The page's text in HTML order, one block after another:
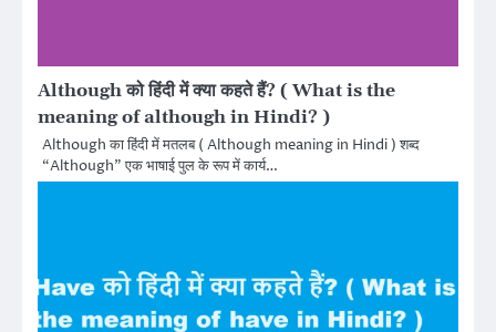
Although को हिंदी में क्या कहते हैं? ( What is the
meaning of although in Hindi? )
Although का हिंदी में मतलब ( Although meaning in Hindi ) शब्द
“Although” एक भाषाई पुल के रूप में कार्य…